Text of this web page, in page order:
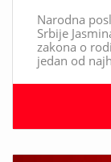
Narodna
Srbije
zakona o
jedan od